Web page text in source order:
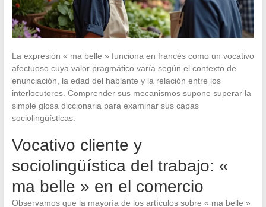
La expresión « ma belle » funciona en francés como un vocativo
afectuoso cuya valor pragmático varía según el contexto de
enunciación, la edad del hablante y la relación entre los
interlocutores. Comprender sus mecanismos supone superar la
simple glosa diccionaria para examinar sus capas
sociolingüísticas.
Vocativo cliente y
sociolingüística del trabajo: «
ma belle » en el comercio
Observamos que la mayoría de los artículos sobre « ma belle »